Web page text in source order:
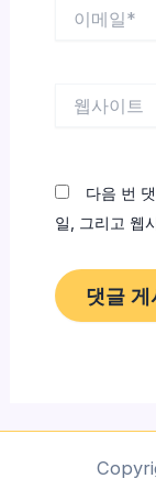
다음 번
일, 그리고 웹